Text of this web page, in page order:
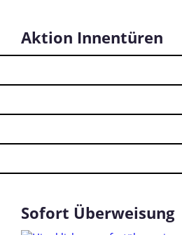
Aktion Innentüren
Sofort Überweisung